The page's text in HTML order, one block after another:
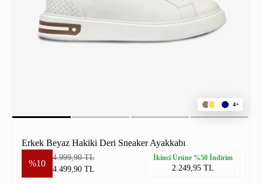
4+
Erkek Beyaz Hakiki Deri Sneaker Ayakkabı
%10
4.999,90 TL
4.499,90 TL
İkinci Ürüne %50 İndirim
2.249,95 TL